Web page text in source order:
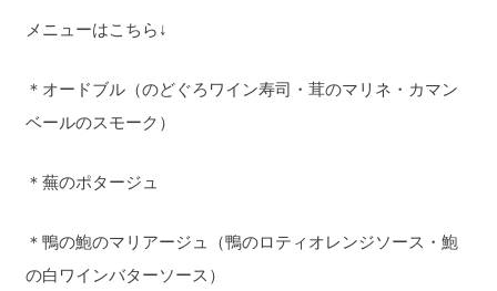
メニューはこちら↓
＊オードブル（のどぐろワイン寿司・茸のマリネ・カマン
ベールのスモーク）
＊蕪のポタージュ
＊鴨の鮑のマリアージュ（鴨のロティオレンジソース・鮑
の白ワインバターソース）